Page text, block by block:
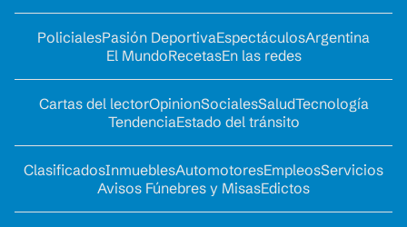
PolicialesPasión DeportivaEspectáculosArgentina
El MundoRecetasEn las redes
Cartas del lectorOpinionSocialesSaludTecnología
TendenciaEstado del tránsito
ClasificadosInmueblesAutomotoresEmpleosServicios
Avisos Fúnebres y MisasEdictos